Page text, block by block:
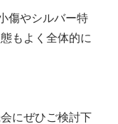
傷やシルバー特
もよく全体的に
にぜひご検討下